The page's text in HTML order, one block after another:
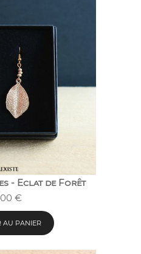
- Eclat de Forêt
€
AU PANIER